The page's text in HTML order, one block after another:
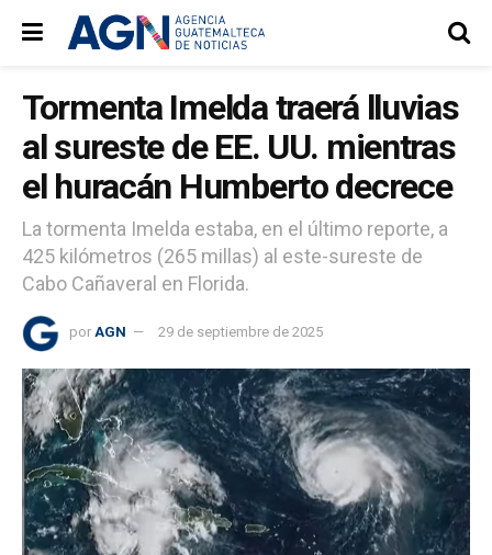
Tormenta Imelda traerá lluvias
al sureste de EE. UU. mientras
el huracán Humberto decrece
La tormenta Imelda estaba, en el último reporte, a
425 kilómetros (265 millas) al este-sureste de
Cabo Cañaveral en Florida.
por AGN 29 de septiembre de 2025